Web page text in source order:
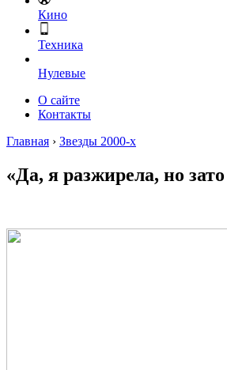
Кино
Техника
Нулевые
О сайте
Контакты
Главная › Звезды 2000-х
«Да, я разжирела, но